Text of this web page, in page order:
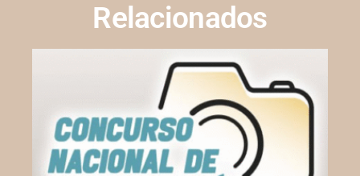
Relacionados